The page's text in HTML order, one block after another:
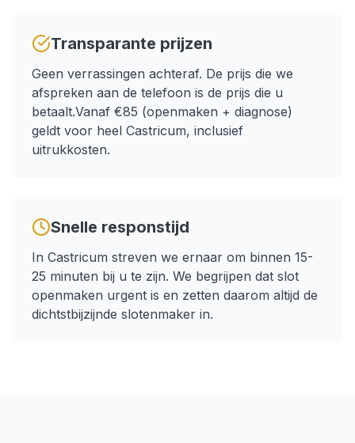
Transparante prijzen
Geen verrassingen achteraf. De prijs die we
afspreken aan de telefoon is de prijs die u
betaalt.Vanaf €85 (openmaken + diagnose)
geldt voor heel Castricum, inclusief
uitrukkosten.
Snelle responstijd
In Castricum streven we ernaar om binnen 15-
25 minuten bij u te zijn. We begrijpen dat slot
openmaken urgent is en zetten daarom altijd de
dichtstbijzijnde slotenmaker in.